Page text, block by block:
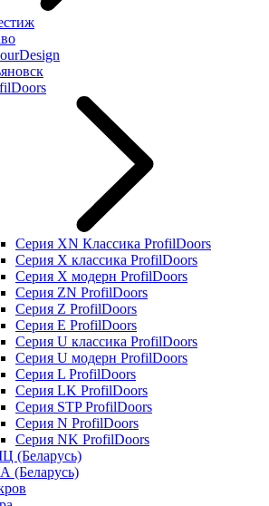
Серия XN Классика ProfilDoors
Серия Х классика ProfilDoors
Серия Х модерн ProfilDoors
Серия ZN ProfilDoors
Серия Z ProfilDoors
Серия Е ProfilDoors
Серия U классика ProfilDoors
Серия U модерн ProfilDoors
Серия L ProfilDoors
Серия LK ProfilDoors
Серия STP ProfilDoors
Cерия N ProfilDoors
Серия NK ProfilDoors
(Беларусь)
(Беларусь)